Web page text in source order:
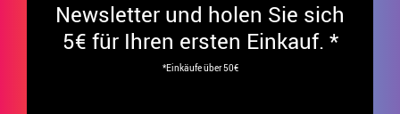
Newsletter und holen Sie sich
5€ für Ihren ersten Einkauf. *
*Einkäufe über 50€